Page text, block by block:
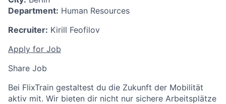
Department: Human Resources
Recruiter: Kirill Feofilov
Apply for Job
Share Job
Bei FlixTrain gestaltest du die Zukunft der Mobilität
aktiv mit. Wir bieten dir nicht nur sichere Arbeitsplätze